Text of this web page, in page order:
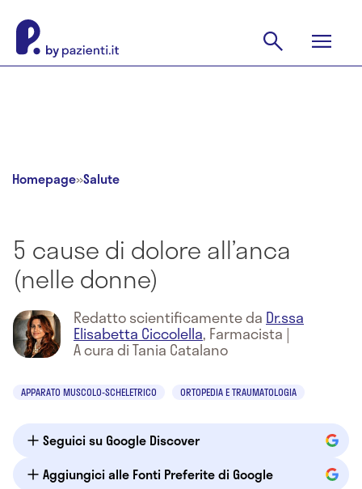
Homepage»Salute
5 cause di dolore all’anca
(nelle donne)
Redatto scientificamente da Dr.ssa
Elisabetta Ciccolella, Farmacista |
A cura di Tania Catalano
APPARATO MUSCOLO-SCHELETRICO ORTOPEDIA E TRAUMATOLOGIA
Seguici su Google Discover
Aggiungici alle Fonti Preferite di Google